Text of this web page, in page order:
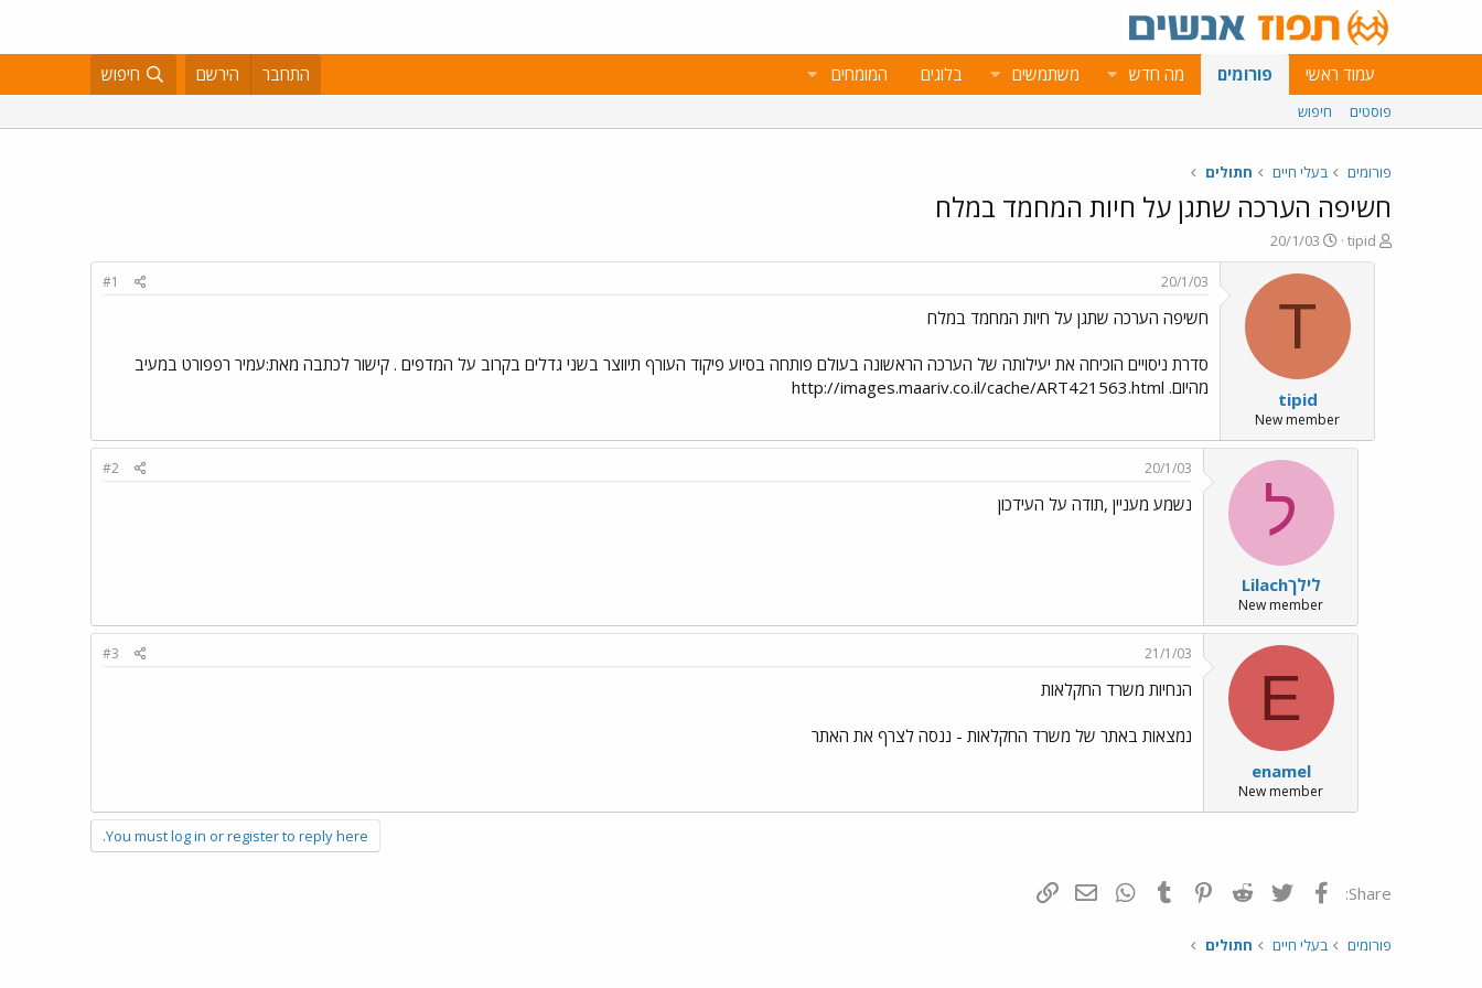
עמוד ראשי פורומים מה חדש משתמשים בלוגים המומחים התחבר הירשם חיפוש
פוסטים חיפוש
פורומים בעלי חיים חתולים
חשיפה הערכה שתגן על חיות המחמד במלח
פ
ו
tipid
פ
ו
ר
א
ר
י
ך
20/1/03
T
tipid
New member
20/1/03
#1
חשיפה הערכה שתגן על חיות המחמד במלח
סדרת ניסויים הוכיחה את יעילותה של הערכה הראשונה בעולם פותחה בסיוע פיקוד העורף תיווצר בשני גדלים בקרוב על המדפים . קישור לכתבה מאת:עמיר רפפורט במעיב
מהיום. http://images.maariv.co.il/cache/ART421563.html
ל
לילךLilach
New member
20/1/03
#2
נשמע מעניין ,תודה על העידכון
E
enamel
New member
21/1/03
#3
הנחיות משרד החקלאות
נמצאות באתר של משרד החקלאות - ננסה לצרף את האתר
You must log in or register to reply here.
Share: פייסבוק Twitter
Reddit
Pinterest
Tumblr
WhatsAppדואר אלקטרוני
פורומים בעלי חיים חתולים